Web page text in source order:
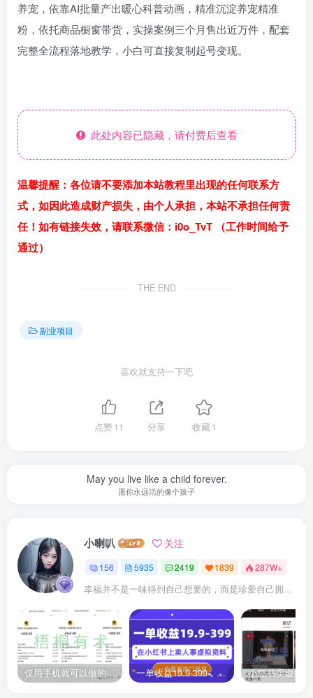
养宠，依靠AI批量产出暖心科普动画，精准沉淀养宠精准
粉，依托商品橱窗带货，实操案例三个月售出近万件，配套
完整全流程落地教学，小白可直接复制起号变现。
此处内容已隐藏，请付费后查看
温馨提醒：各位请不要添加本站教程里出现的任何联系方
式，如因此造成财产损失，由个人承担，本站不承担任何责
任！如有链接失效，请联系微信：i0o_TvT （工作时间给予
通过）
THE END
副业项目
喜欢就支持一下吧
点赞11 分享 收藏1
May you live like a child forever.
愿你永远活的像个孩子
小喇叭 关注
156 5935 2419 1839 287W+
幸福并不是一味得到自己想要的，而是珍爱自己拥有的
仅用手机就可以做的小项目，当天就能见钱，每天100-300 一单收益19.9-399，一个蓝海冷门项目，在小红书上卖人事虚拟资料